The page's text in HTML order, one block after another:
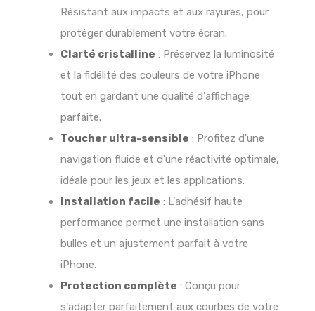
Résistant aux impacts et aux rayures, pour
protéger durablement votre écran.
Clarté cristalline : Préservez la luminosité
et la fidélité des couleurs de votre iPhone
tout en gardant une qualité d'affichage
parfaite.
Toucher ultra-sensible : Profitez d'une
navigation fluide et d'une réactivité optimale,
idéale pour les jeux et les applications.
Installation facile : L'adhésif haute
performance permet une installation sans
bulles et un ajustement parfait à votre
iPhone.
Protection complète : Conçu pour
s'adapter parfaitement aux courbes de votre